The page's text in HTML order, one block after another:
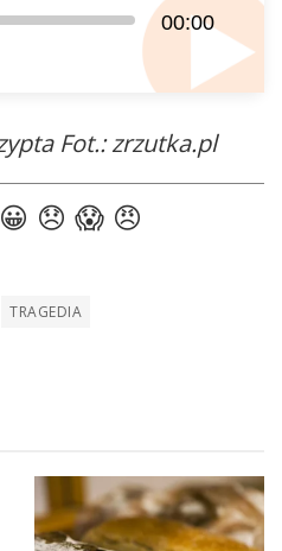
00:00
Fot.: zrzutka.pl
TRAGEDIA